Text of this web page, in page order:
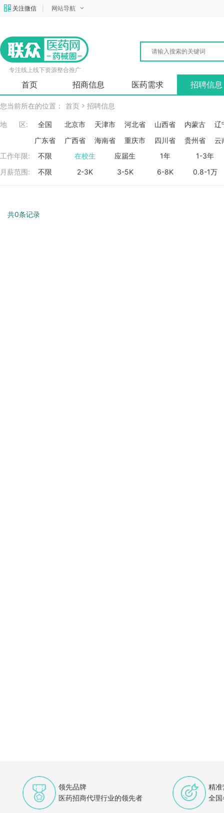
关注微信 网站导航
专注线上线下资源整合推广
首页 招商信息 医药需求 招聘信息
您当前所在的位置： 首页 招聘信息
地 区: 全国 北京市 天津市 河北省 山西省 内蒙古
辽
广东省
广西省 海南省 重庆市 四川省 贵州省
云
工作年限:
不限 在校生 应届生 1年
1-3年
月薪范围:
不限 2-3K 3-5K 6-8K 0.8-1万
共0条记录
领先品牌
医药招商代理行业的领先者
精
全